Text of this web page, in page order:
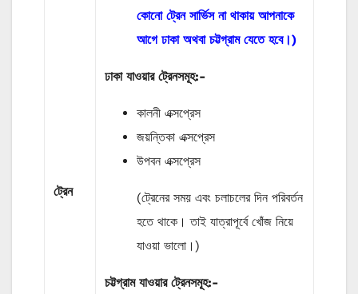
ট্রেন
কোনো ট্রেন সার্ভিস না থাকায় আপনাকে
আগে ঢাকা অথবা চট্টগ্রাম যেতে হবে।)
ঢাকা যাওয়ার ট্রেনসমূহ:-
কালনী এক্সপ্রেস
জয়ন্তিকা এক্সপ্রেস
উপবন এক্সপ্রেস
(ট্রেনের সময় এবং চলাচলের দিন পরিবর্তন
হতে থাকে। তাই যাত্রাপূর্বে খোঁজ নিয়ে
যাওয়া ভালো।)
চট্টগ্রাম যাওয়ার ট্রেনসমূহ:-